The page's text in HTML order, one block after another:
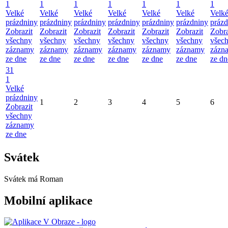
1
Velké
prázdniny
Zobrazit
všechny
záznamy
ze dne
1
Velké
prázdniny
Zobrazit
všechny
záznamy
ze dne
1
Velké
prázdniny
Zobrazit
všechny
záznamy
ze dne
1
Velké
prázdniny
Zobrazit
všechny
záznamy
ze dne
1
Velké
prázdniny
Zobrazit
všechny
záznamy
ze dne
1
Velké
prázdniny
Zobrazit
všechny
záznamy
ze dne
1
Velké
ze
31
1
Velké
prázdniny
Zobrazit
všechny
záznamy
ze dne
1 2 3 4 5 6
Svátek
Svátek má Roman
Mobilní aplikace